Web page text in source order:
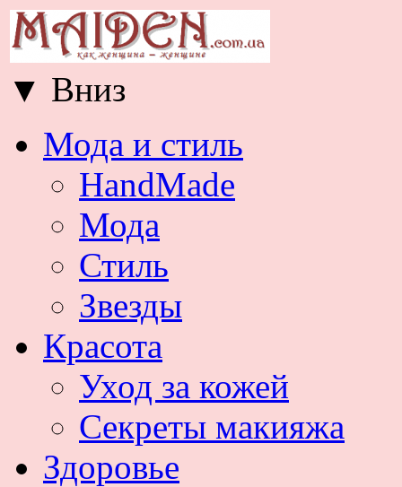
▼ Вниз
Мода и стиль
HandMade
Мода
Стиль
Звезды
Красота
Уход за кожей
Секреты макияжа
Здоровье